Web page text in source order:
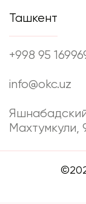
Ташкент
+998 95
info@okc.uz
Махтумкули,